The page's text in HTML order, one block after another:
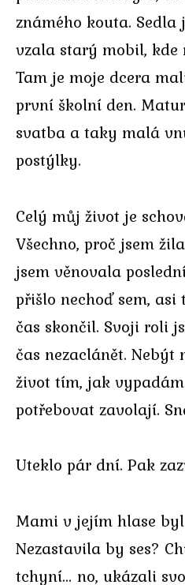
známého kouta.
vzala starý mobil, kde
Tam je moje dcera
první školní den.
svatba a taky malá
postýlky.
Celý můj život je
Všechno, proč jsem
jsem věnovala
přišlo nechoď sem,
čas skončil. Svoji roli
čas nezaclánět.
život tím, jak
potřebovat zavolají.
Uteklo pár dní. Pak
Mami v jejím hlase
Nezastavila by ses?
tchyní… no, ukázali